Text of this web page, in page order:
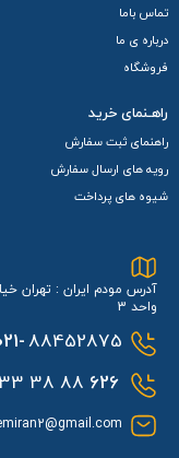
تماس باما
درباره ی ما
فروشگاه
راهـنمای خرید
راهنمای ثبت سفارش
رویه های ارسال سفارش
شیوه های پرداخت
آدرس مودم ایران : تهران
واحد 3
88452875
626
88 38 0933